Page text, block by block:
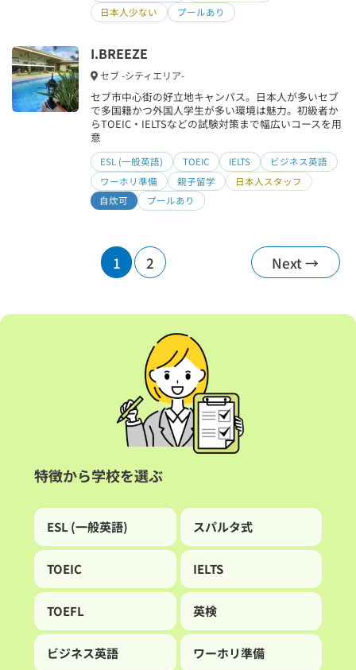
日本人少ない
プールあり
I.BREEZE
セブ -シティエリア-
セブ市中心街の好立地キャンパス。日本人が多いセブ
で多国籍かつ外国人学生が多い環境は魅力。初級者か
らTOEIC・IELTSなどの試験対策まで幅広いコースを用
意
ESL (一般英語) TOEIC IELTS
ビジネス英語
ワーホリ準備
親子留学
日本人スタッフ
自炊可
プールあり
ペ
1 2 Next→
特徴から学校を選ぶ
ESL (一般英語) スパルタ式
TOEIC IELTS
TOEFL 英検
ビジネス英語 ワーホリ準備